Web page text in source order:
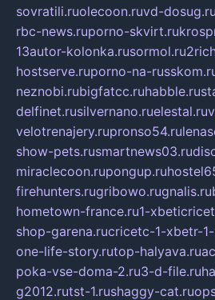
sovratili.ruolecoon.ruvd-dosug.ru
rbc-news.ruporno-skvirt.ru
13autor-kolonka.rusormol.ru
hostserve.ruporno-na-
neznobi.rubigfatcc.ruhabble.ru
delfinet.rusilvernano.ruelestal.ru
velotrenajery.rupronso54.ru
show-pets.rusmartnews03.ru
miraclecoon.rupongup.ru
firehunters.rugribowo.rugnalis.ru
hometown-france.ru1-
shop-garena.rucricetc-1-xbetr-
one-life-story.rutop-halyava.ru
poka-vse-doma-2.ru3-d-file.ru
g2012.rutst-1.rushaggy-cat.ru